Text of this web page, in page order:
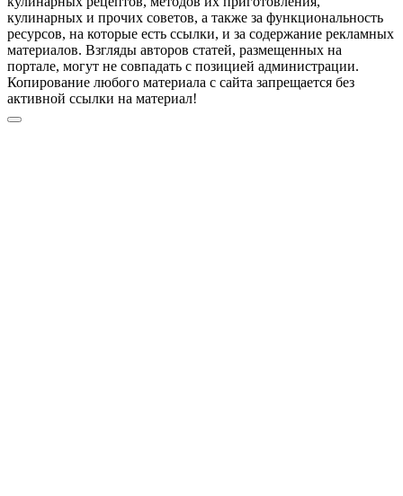
кулинарных и прочих советов, а также за функциональность
ресурсов, на которые есть ссылки, и за содержание рекламных
материалов. Взгляды авторов статей, размещенных на
портале, могут не совпадать с позицией администрации.
Копирование любого материала с сайта запрещается без
активной ссылки на материал!